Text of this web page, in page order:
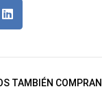
TAMBIÉN COMPRAN